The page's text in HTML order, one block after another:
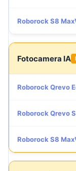
Roborock S8
Fotocamera IA
Roborock Qrevo
Roborock Qrevo
Roborock S8